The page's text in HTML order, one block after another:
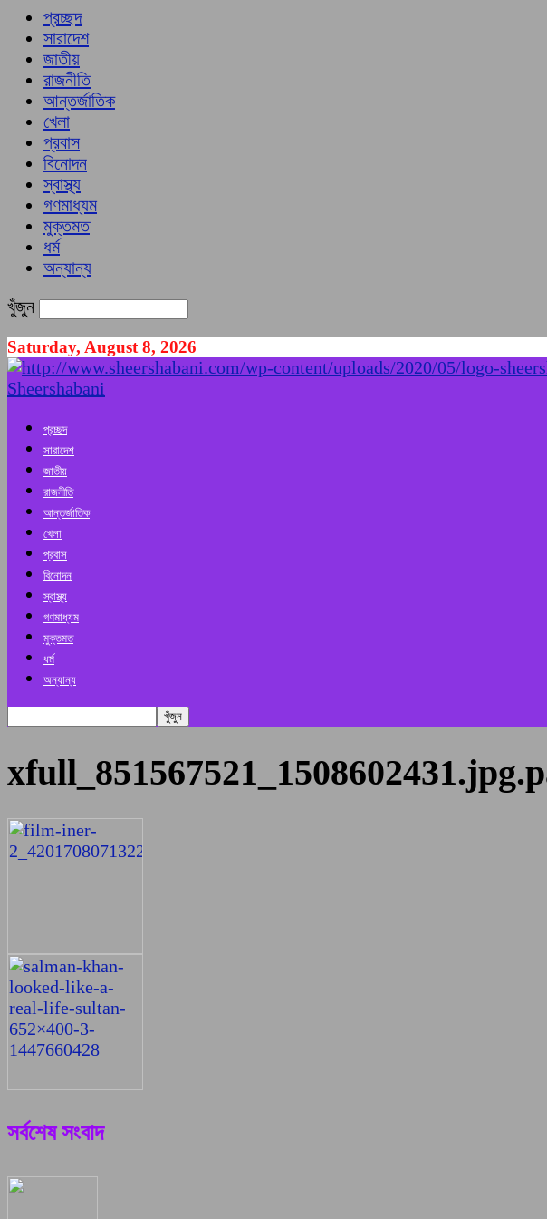
প্রচ্ছদ
সারাদেশ
জাতীয়
রাজনীতি
আন্তর্জাতিক
খেলা
প্রবাস
বিনোদন
স্বাস্থ্য
গণমাধ্যম
মুক্তমত
ধর্ম
অন্যান্য
খুঁজুন
Saturday, August 8, 2026
Sheershabani
প্রচ্ছদ
সারাদেশ
জাতীয়
রাজনীতি
আন্তর্জাতিক
খেলা
প্রবাস
বিনোদন
স্বাস্থ্য
গণমাধ্যম
মুক্তমত
ধর্ম
অন্যান্য
সর্বশেষ সংবাদ